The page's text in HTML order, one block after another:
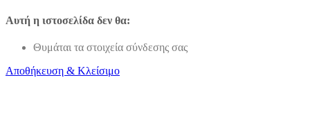
Αυτή η ιστοσελίδα δεν θα:
Θυμάται τα στοιχεία σύνδεσης σας
Αποθήκευση & Κλείσιμο